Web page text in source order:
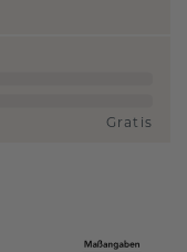
Gratis